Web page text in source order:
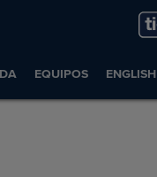
EQUIPOS ENGLISH